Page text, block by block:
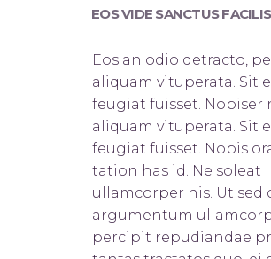
EOS VIDE SANCTUS
Eos an odio detracto,
aliquam vituperata. Sit
feugiat fuisset. Nobiser
aliquam vituperata. Sit
feugiat fuisset. Nobis
tation has id. Ne soleat
ullamcorper his. Ut sed
argumentum
percipit repudiandae